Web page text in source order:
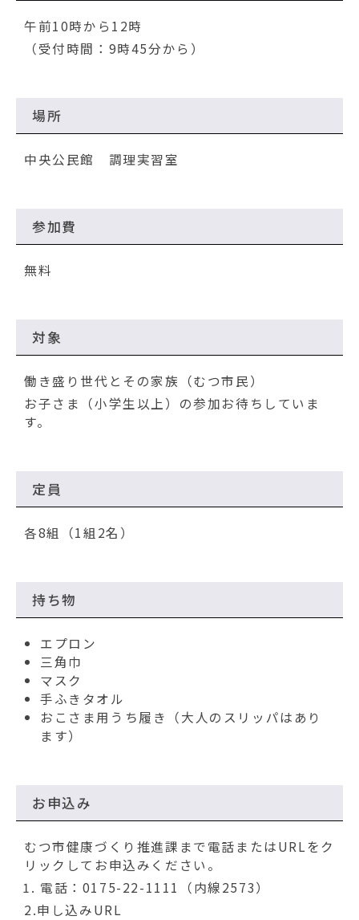
午前10時から12時
（受付時間：9時45分から）
場所
中央公民館 調理実習室
参加費
無料
対象
働き盛り世代とその家族（むつ市民）
お子さま（小学生以上）の参加お待ちしていま
す。
定員
各8組（1組2名）
持ち物
エプロン
三角巾
マスク
手ふきタオル
おこさま用うち履き（大人のスリッパはあり
ます）
お申込み
むつ市健康づくり推進課まで電話またはURLをク
リックしてお申込みください。
電話：0175-22-1111（内線2573）
2.申し込みURL